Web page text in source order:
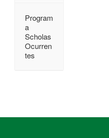
Program
a
Scholas
Ocurren
tes